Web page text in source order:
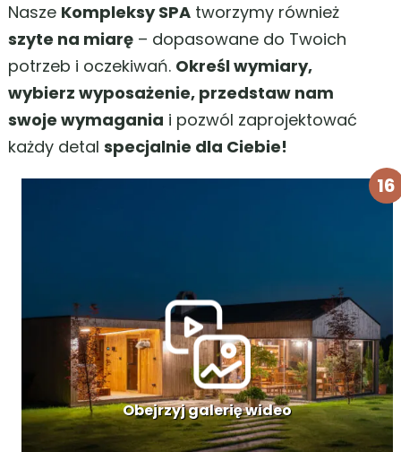
Nasze Kompleksy SPA tworzymy również
szyte na miarę – dopasowane do Twoich
potrzeb i oczekiwań. Określ wymiary,
wybierz wyposażenie, przedstaw nam
swoje wymagania i pozwól zaprojektować
każdy detal specjalnie dla Ciebie!
16